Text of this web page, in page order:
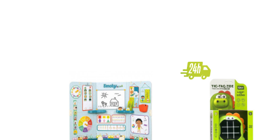
Pol
Uzrast